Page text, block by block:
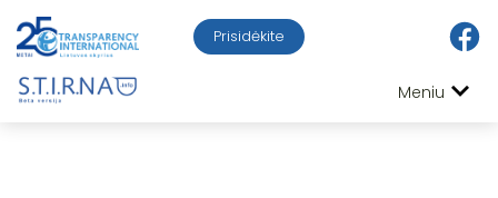
Prisidėkite
Meniu